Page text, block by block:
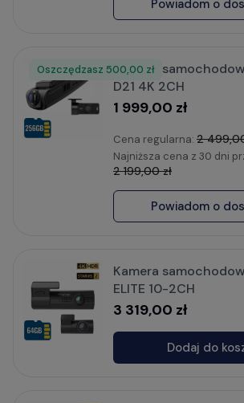
Powiadom o
Kamera
D21 4K 2CH
1 999,00 zł
Oszczędzasz 500,00 zł
Cena regularna: 2
Najniższa cena z 30 dni
2 199,00 zł
Powiadom o
Rabat
Kamera
ELITE 10-2CH
3 319,00 zł
Dodaj do